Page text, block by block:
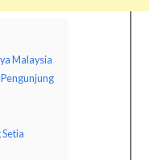
Malaysia